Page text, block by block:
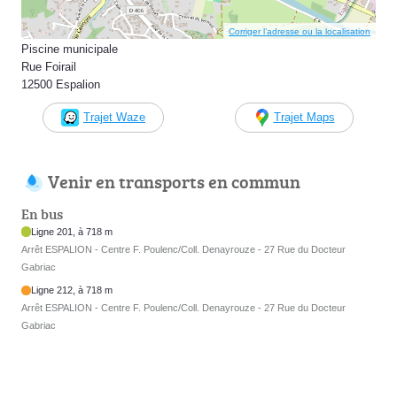
Corriger l’adresse ou la localisation
Piscine municipale
Rue Foirail
12500 Espalion
Trajet Waze Trajet Maps
Venir en transports en commun
En bus
Ligne 201, à 718 m
Arrêt ESPALION - Centre F. Poulenc/Coll. Denayrouze - 27 Rue du Docteur
Gabriac
Ligne 212, à 718 m
Arrêt ESPALION - Centre F. Poulenc/Coll. Denayrouze - 27 Rue du Docteur
Gabriac